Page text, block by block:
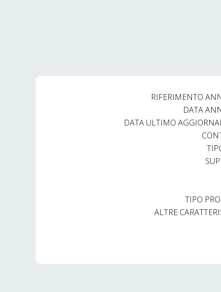
RIFERIMENTO
DATA
DATA ULTIMO
TIPO
ALTRE